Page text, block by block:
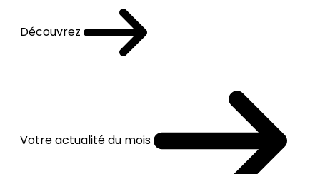
Découvrez
Votre actualité du mois